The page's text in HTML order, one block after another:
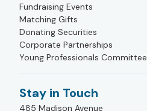
Fundraising Events
Matching Gifts
Donating Securities
Corporate Partnerships
Young Professionals Committee
Stay in Touch
485 Madison Avenue